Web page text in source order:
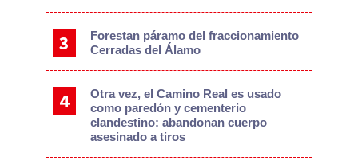
Forestan páramo del fraccionamiento
Cerradas del Álamo
Otra vez, el Camino Real es usado
como paredón y cementerio
clandestino: abandonan cuerpo
asesinado a tiros